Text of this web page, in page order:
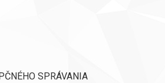
SPRÁVANIA